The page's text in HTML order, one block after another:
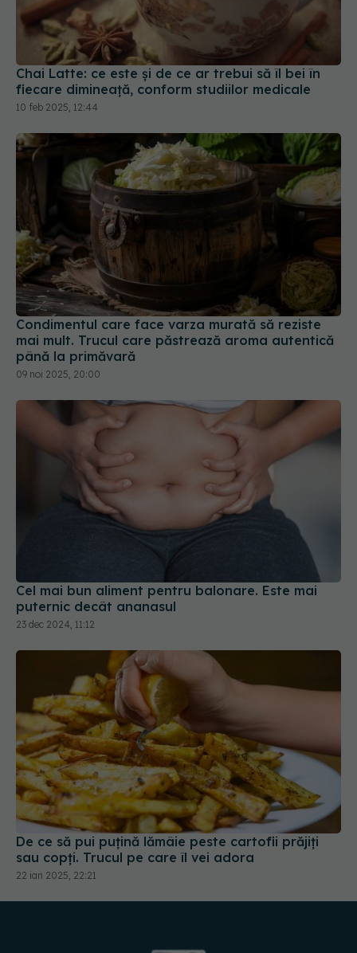
Chai Latte: ce este și de ce ar trebui să îl bei în
fiecare dimineață, conform studiilor medicale
10 feb 2025, 12:44
Condimentul care face varza murată să reziste
mai mult. Trucul care păstrează aroma autentică
până la primăvară
09 noi 2025, 20:00
Cel mai bun aliment pentru balonare. Este mai
puternic decât ananasul
23 dec 2024, 11:12
De ce să pui puțină lămâie peste cartofii prăjiți
sau copți. Trucul pe care îl vei adora
22 ian 2025, 22:21